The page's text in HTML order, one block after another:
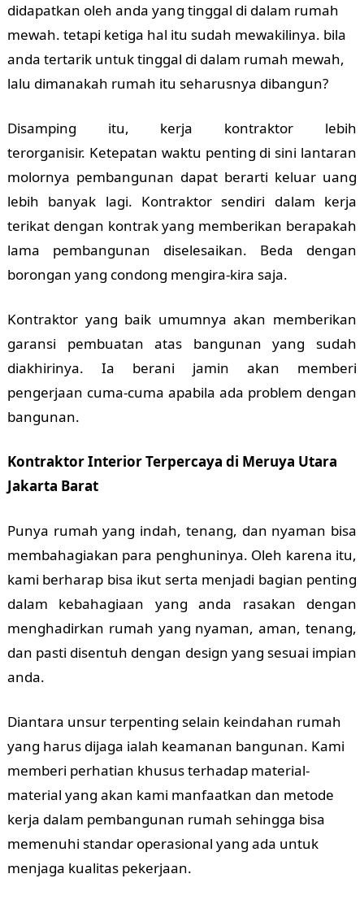
didapatkan oleh anda yang tinggal di dalam rumah
mewah. tetapi ketiga hal itu sudah mewakilinya. bila
anda tertarik untuk tinggal di dalam rumah mewah,
lalu dimanakah rumah itu seharusnya dibangun?
Disamping itu, kerja kontraktor lebih
terorganisir. Ketepatan waktu penting di sini lantaran
molornya pembangunan dapat berarti keluar uang
lebih banyak lagi. Kontraktor sendiri dalam kerja
terikat dengan kontrak yang memberikan berapakah
lama pembangunan diselesaikan. Beda dengan
borongan yang condong mengira-kira saja.
Kontraktor yang baik umumnya akan memberikan
garansi pembuatan atas bangunan yang sudah
diakhirinya. Ia berani jamin akan memberi
pengerjaan cuma-cuma apabila ada problem dengan
bangunan.
Kontraktor Interior Terpercaya di Meruya Utara
Jakarta Barat
Punya rumah yang indah, tenang, dan nyaman bisa
membahagiakan para penghuninya. Oleh karena itu,
kami berharap bisa ikut serta menjadi bagian penting
dalam kebahagiaan yang anda rasakan dengan
menghadirkan rumah yang nyaman, aman, tenang,
dan pasti disentuh dengan design yang sesuai impian
anda.
Diantara unsur terpenting selain keindahan rumah
yang harus dijaga ialah keamanan bangunan. Kami
memberi perhatian khusus terhadap material-
material yang akan kami manfaatkan dan metode
kerja dalam pembangunan rumah sehingga bisa
memenuhi standar operasional yang ada untuk
menjaga kualitas pekerjaan.